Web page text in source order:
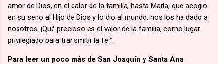
amor de Dios, en el calor de la familia, hasta María, que acogió
en su seno al Hijo de Dios y lo dio al mundo, nos los ha dado a
nosotros. ¡Qué precioso es el valor de la familia, como lugar
privilegiado para transmitir la fe!”.
Para leer un poco más de San Joaquín y Santa Ana